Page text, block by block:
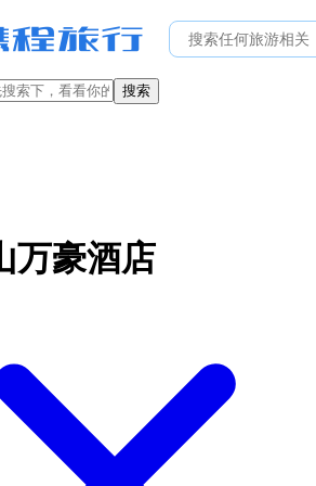
搜索
万豪酒店